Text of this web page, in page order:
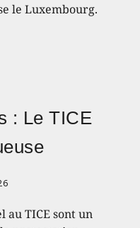
le Luxembourg.
: Le TICE
au TICE sont un